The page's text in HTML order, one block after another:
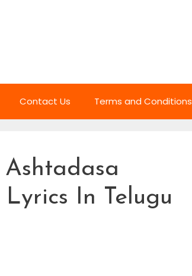
Contact Us Terms and Conditions
Ashtadasa
In Telugu